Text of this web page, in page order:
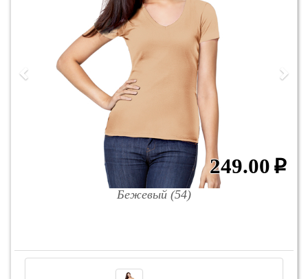
Бежевый (54)
249.00 p